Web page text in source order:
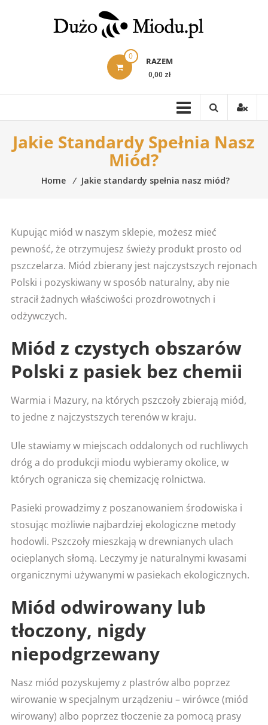
0 RAZEM
0,00 zł
Jakie Standardy Spełnia Nasz
Miód?
Home ⁄ Jakie standardy spełnia nasz miód?
Kupując miód w naszym sklepie, możesz mieć
pewność, że otrzymujesz świeży produkt prosto od
pszczelarza. Miód zbierany jest najczystszych rejonach
Polski i pozyskiwany w sposób naturalny, aby nie
stracił żadnych właściwości prozdrowotnych i
odżywczych.
Miód z czystych obszarów
Polski z pasiek bez chemii
Warmia i Mazury, na których pszczoły zbierają miód,
to jedne z najczystszych terenów w kraju.
Ule stawiamy w miejscach oddalonych od ruchliwych
dróg a do produkcji miodu wybieramy okolice, w
których ogranicza się chemizację rolnictwa.
Pasieki prowadzimy z poszanowaniem środowiska i
stosując możliwie najbardziej ekologiczne metody
hodowli. Pszczoły mieszkają w drewnianych ulach
ocieplanych słomą. Leczymy je naturalnymi kwasami
organicznymi używanymi w pasiekach ekologicznych.
Miód odwirowany lub
tłoczony, nigdy
niepodgrzewany
Nasz miód pozyskujemy z plastrów albo poprzez
wirowanie w specjalnym urządzeniu – wirówce (miód
wirowany) albo poprzez tłoczenie za pomocą prasy